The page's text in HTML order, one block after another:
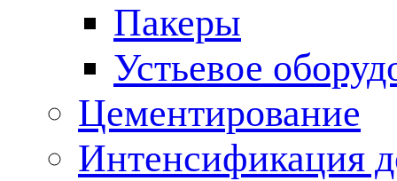
Пакеры
Устьевое
Цементирование
Интенсификация